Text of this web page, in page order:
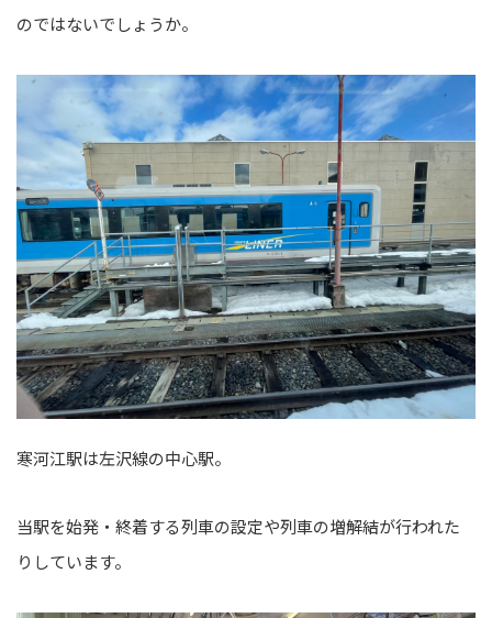
のではないでしょうか。
寒河江駅は左沢線の中心駅。
当駅を始発・終着する列車の設定や列車の増解結が行われた
りしています。